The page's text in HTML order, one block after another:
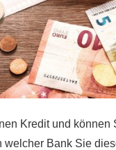
Kredit und können
welcher Bank Sie